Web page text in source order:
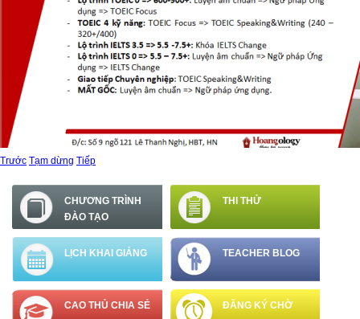
Trước Tạm dừng Tiếp
CHƯƠNG TRÌNH
ĐÀO TẠO
THI THỬ
LỊCH KHAI GIẢNG TEACHER BLOG
CAO THỦ CHIA SẺ ĐĂNG KÝ CHỜ